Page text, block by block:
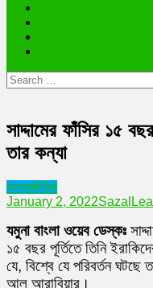
Search
for:
সাদ্দামের ফাঁসির ১৫
তার কন্যা
আন্তর্জাতিক
January 2, 2022Sazal
যমুনাবাংলাওয়েবডেস্কঃ
১৫ বছর পূর্তিতে তিনি
যে, বিশ্বে যে পরিবর্তন ঘটছে
আল আরাবিয়ার।